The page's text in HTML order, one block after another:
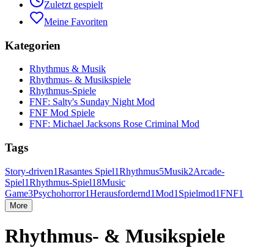
Zuletzt gespielt
Meine Favoriten
Kategorien
Rhythmus & Musik
Rhythmus- & Musikspiele
Rhythmus-Spiele
FNF: Salty's Sunday Night Mod
FNF Mod Spiele
FNF: Michael Jacksons Rose Criminal Mod
Tags
Story-driven1Rasantes Spiel1Rhythmus5Musik2Arcade-
Spiel1Rhythmus-Spiel18Music
Game3Psychohorror1Herausfordernd1Mod1 Spielmod1FNF1
More
Rhythmus- & Musikspiele